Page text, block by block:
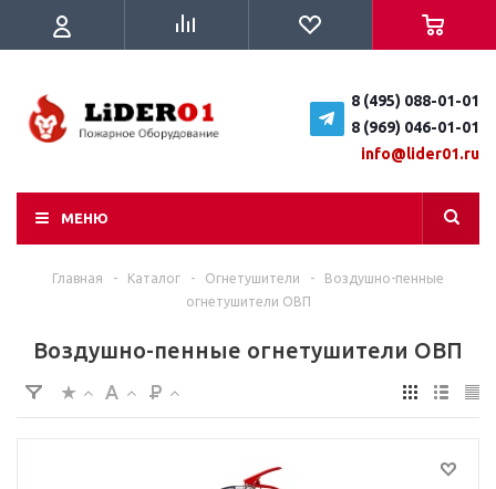
8 (495) 088-01-01
8 (969) 046-01-01
info@lider01.ru
МЕНЮ
Главная - Каталог - Огнетушители -
Воздушно-пенные
огнетушители ОВП
Воздушно-пенные огнетушители ОВП